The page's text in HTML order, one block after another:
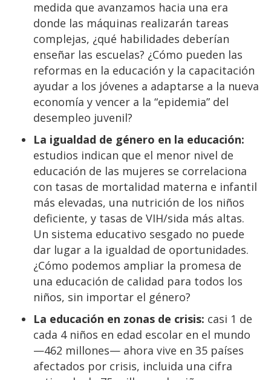
medida que avanzamos hacia una era
donde las máquinas realizarán tareas
complejas, ¿qué habilidades deberían
enseñar las escuelas? ¿Cómo pueden las
reformas en la educación y la capacitación
ayudar a los jóvenes a adaptarse a la nueva
economía y vencer a la “epidemia” del
desempleo juvenil?
La igualdad de género en la educación:
estudios indican que el menor nivel de
educación de las mujeres se correlaciona
con tasas de mortalidad materna e infantil
más elevadas, una nutrición de los niños
deficiente, y tasas de VIH/sida más altas.
Un sistema educativo sesgado no puede
dar lugar a la igualdad de oportunidades.
¿Cómo podemos ampliar la promesa de
una educación de calidad para todos los
niños, sin importar el género?
La educación en zonas de crisis: casi 1 de
cada 4 niños en edad escolar en el mundo
—462 millones— ahora vive en 35 países
afectados por crisis, incluida una cifra